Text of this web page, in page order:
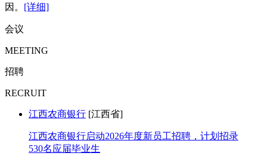
因。 [详细]
会议
MEETING
招聘
RECRUIT
江西农商银行 [江西省]
江西农商银行启动2026年度新员工招聘，计划招录
530名应届毕业生